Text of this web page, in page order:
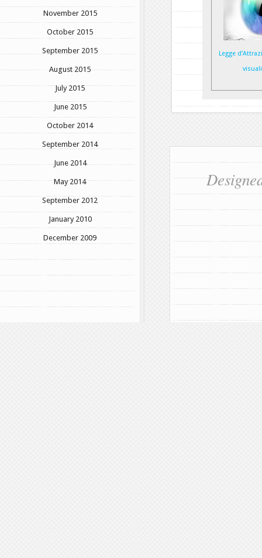
November 2015
October 2015
September 2015
August 2015
July 2015
June 2015
October 2014
September 2014
June 2014
May 2014
September 2012
January 2010
December 2009
Legge